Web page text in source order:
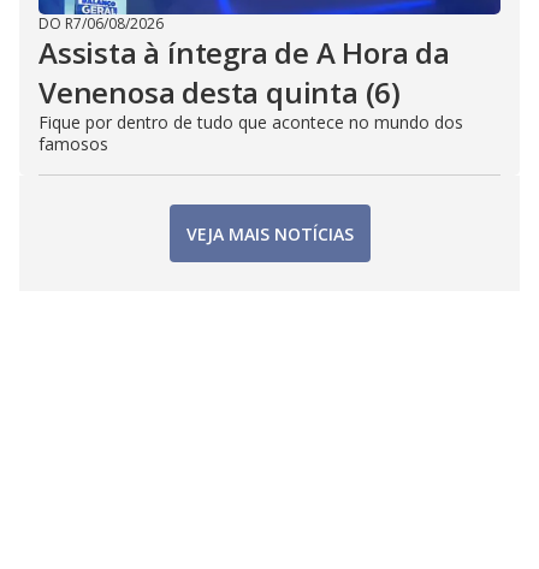
DO R7/06/08/2026
Assista à íntegra de A Hora da
Venenosa desta quinta (6)
Fique por dentro de tudo que acontece no mundo dos
famosos
VEJA MAIS NOTÍCIAS